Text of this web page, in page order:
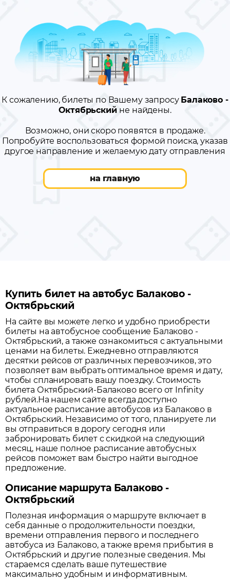
К сожалению, билеты по Вашему запросу Балаково -
Октябрьский не найдены.
Возможно, они скоро появятся в продаже.
Попробуйте воспользоваться формой поиска, указав
другое направление и желаемую дату отправления
на главную
Купить билет на автобус Балаково -
Октябрьский
На сайте вы можете легко и удобно приобрести
билеты на автобусное сообщение Балаково-
Октябрьский, а также ознакомиться с актуальными
ценами на билеты. Ежедневно отправляются
десятки рейсов от различных перевозчиков, это
позволяет вам выбрать оптимальное время и дату,
чтобы спланировать вашу поездку. Стоимость
билета Октябрьский-Балаково всего от Infinity
рублей.На нашем сайте всегда доступно
актуальное расписание автобусов из Балаково в
Октябрьский. Независимо от того, планируете ли
вы отправиться в дорогу сегодня или
забронировать билет с скидкой на следующий
месяц, наше полное расписание автобусных
рейсов поможет вам быстро найти выгодное
предложение.
Описание маршрута Балаково -
Октябрьский
Полезная информация о маршруте включает в
себя данные о продолжительности поездки,
времени отправления первого и последнего
автобуса из Балаково, а также время прибытия в
Октябрьский и другие полезные сведения. Мы
стараемся сделать ваше путешествие
максимально удобным и информативным.